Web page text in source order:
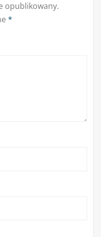
opublikowany.
*